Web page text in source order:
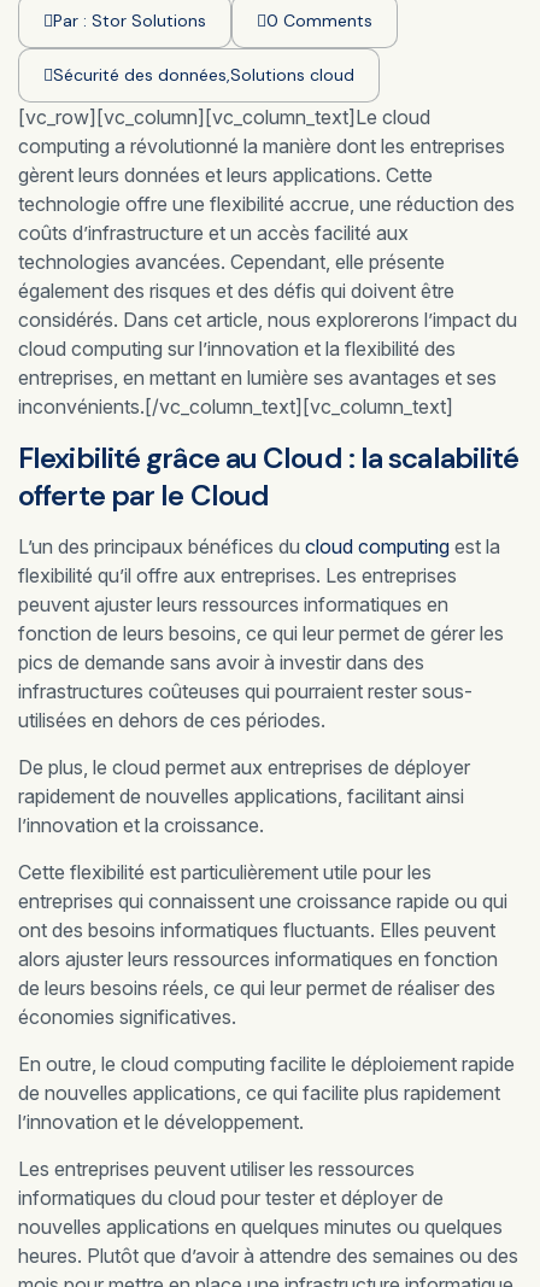
Par : Stor Solutions 0 Comments
Sécurité des données,Solutions cloud
[vc_row][vc_column][vc_column_text]Le cloud
computing a révolutionné la manière dont les entreprises
gèrent leurs données et leurs applications. Cette
technologie offre une flexibilité accrue, une réduction des
coûts d’infrastructure et un accès facilité aux
technologies avancées. Cependant, elle présente
également des risques et des défis qui doivent être
considérés. Dans cet article, nous explorerons l’impact du
cloud computing sur l’innovation et la flexibilité des
entreprises, en mettant en lumière ses avantages et ses
inconvénients.[/vc_column_text][vc_column_text]
Flexibilité grâce au Cloud : la scalabilité
offerte par le Cloud
L’un des principaux bénéfices du cloud computing est la
flexibilité qu’il offre aux entreprises. Les entreprises
peuvent ajuster leurs ressources informatiques en
fonction de leurs besoins, ce qui leur permet de gérer les
pics de demande sans avoir à investir dans des
infrastructures coûteuses qui pourraient rester sous-
utilisées en dehors de ces périodes.
De plus, le cloud permet aux entreprises de déployer
rapidement de nouvelles applications, facilitant ainsi
l’innovation et la croissance.
Cette flexibilité est particulièrement utile pour les
entreprises qui connaissent une croissance rapide ou qui
ont des besoins informatiques fluctuants. Elles peuvent
alors ajuster leurs ressources informatiques en fonction
de leurs besoins réels, ce qui leur permet de réaliser des
économies significatives.
En outre, le cloud computing facilite le déploiement rapide
de nouvelles applications, ce qui facilite plus rapidement
l’innovation et le développement.
Les entreprises peuvent utiliser les ressources
informatiques du cloud pour tester et déployer de
nouvelles applications en quelques minutes ou quelques
heures. Plutôt que d’avoir à attendre des semaines ou des